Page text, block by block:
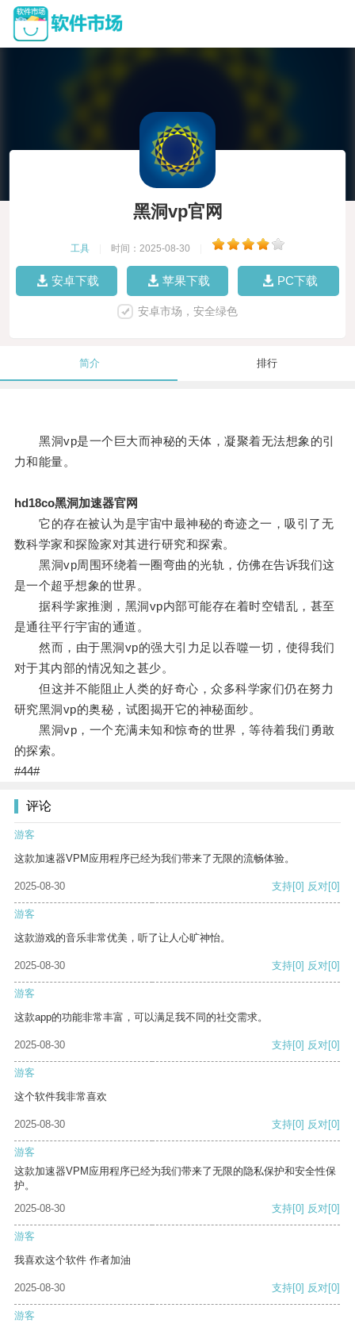
黑洞vp官网
工具 时间：2025-08-30
安卓下载 苹果下载 PC下载
安卓市场，安全绿色
简介 排行
黑洞vp是一个巨大而神秘的天体，凝聚着无法想象的引
力和能量。
hd18co黑洞加速器官网
它的存在被认为是宇宙中最神秘的奇迹之一，吸引了无
数科学家和探险家对其进行研究和探索。
黑洞vp周围环绕着一圈弯曲的光轨，仿佛在告诉我们这
是一个超乎想象的世界。
据科学家推测，黑洞vp内部可能存在着时空错乱，甚至
是通往平行宇宙的通道。
然而，由于黑洞vp的强大引力足以吞噬一切，使得我们
对于其内部的情况知之甚少。
但这并不能阻止人类的好奇心，众多科学家们仍在努力
研究黑洞vp的奥秘，试图揭开它的神秘面纱。
黑洞vp，一个充满未知和惊奇的世界，等待着我们勇敢
的探索。
#44#
评论
游客
这款加速器VPM应用程序已经为我们带来了无限的流畅体验。
2025-08-30 支持[0] 反对[0]
游客
这款游戏的音乐非常优美，听了让人心旷神怡。
2025-08-30 支持[0] 反对[0]
游客
这款app的功能非常丰富，可以满足我不同的社交需求。
2025-08-30 支持[0] 反对[0]
游客
这个软件我非常喜欢
2025-08-30 支持[0] 反对[0]
游客
这款加速器VPM应用程序已经为我们带来了无限的隐私保护和安全性保
护。
2025-08-30
支持[0] 反对[0]
游客
我喜欢这个软件 作者加油
2025-08-30 支持[0] 反对[0]
游客